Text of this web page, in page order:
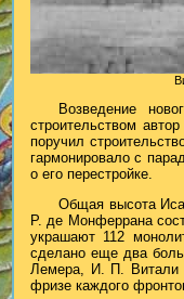
Возведение
строительством
поручил
гармонировало с
о его перестройке.
Общая высота
Р. де Монферрана
украшают 112
сделано еще два
Лемера, И. П. Витали
фризе каждого